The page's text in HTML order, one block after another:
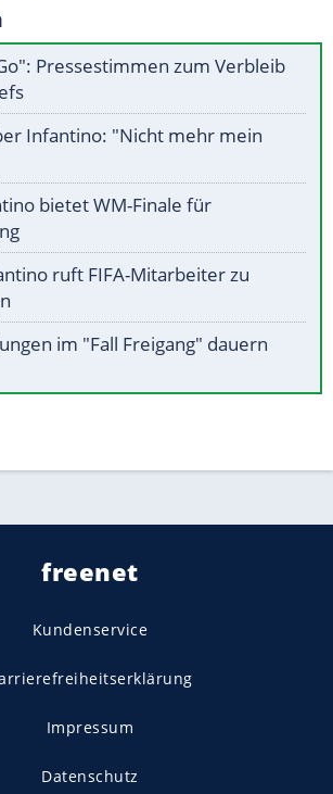
Pressestimmen zum Verbleib
Infantino: "Nicht mehr mein
bietet WM-Finale für
ruft FIFA-Mitarbeiter zu
im "Fall Freigang" dauern
freenet
Kundenservice
Impressum
Datenschutz